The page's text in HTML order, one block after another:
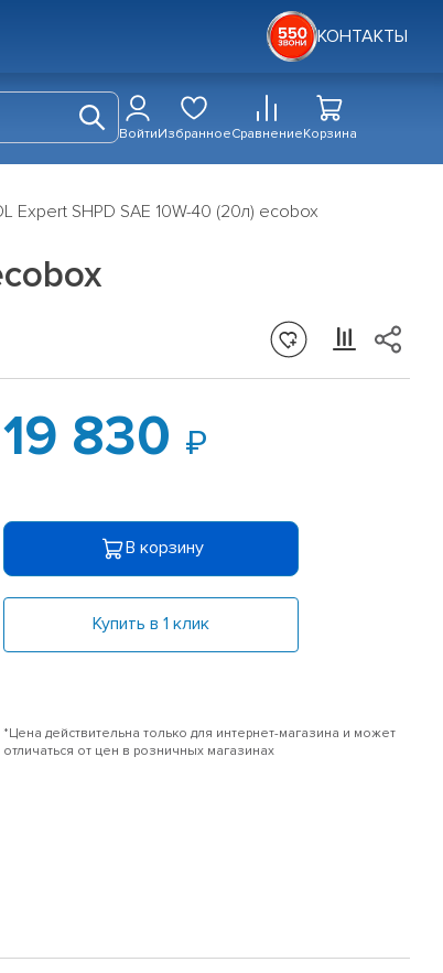
КОНТАКТЫ
ВойтиИзбранноеСравнениеКорзина
Expert SHPD SAE 10W-40 (20л) ecobox
19 830
В корзину
Купить в 1 клик
*Цена действительна только для интернет-магазина и может
отличаться от цен в розничных магазинах